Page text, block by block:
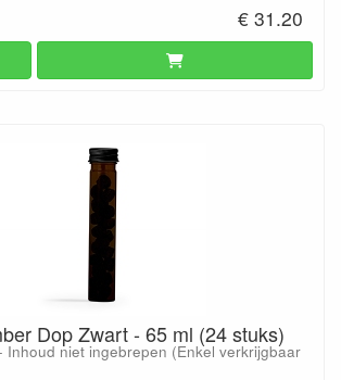
€ 31.20
Dop Zwart - 65 ml (24 stuks)
Inhoud niet ingebrepen (Enkel verkrijgbaar